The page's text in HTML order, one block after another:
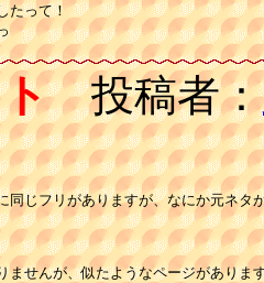
たって！
投稿者：
同じフリがありますが、なにか元ネタ
ませんが、似たようなページがありま